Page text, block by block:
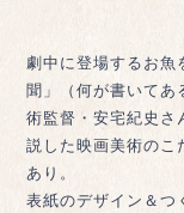
劇中に登場するお魚
聞」（何が書いてあ
術監督・安宅紀史さ
説した映画美術のこ
あり。
表紙のデザイン＆つ